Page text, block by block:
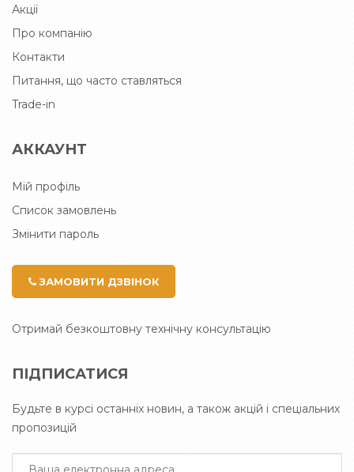
Акції
Про компанію
Контакти
Питання, що часто ставляться
Trade-in
АККАУНТ
Мій профіль
Список замовлень
Змінити пароль
ЗАМОВИТИ ДЗВІНОК
Отримай безкоштовну технічну консультацію
ПІДПИСАТИСЯ
Будьте в курсі останніх новин, а також акцій і спеціальних
пропозицій